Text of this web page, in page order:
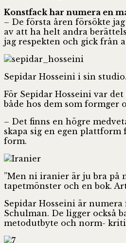
Konstfack har numera en
– De första åren försökte
av att ha helt andra
jag respekten och gick från
Sepidar Hosseini i sin studio.
För Sepidar Hosseini var
både hos dem som formger
– Det finns en högre
skapa sig en egen
form.
”Men ni iranier är ju bra på
tapetmönster och en bok.
Sepidar Hosseini är
Schulman. De ligger också
metodutbyte och norm-